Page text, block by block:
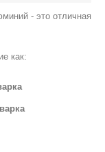
- это отличная
как: